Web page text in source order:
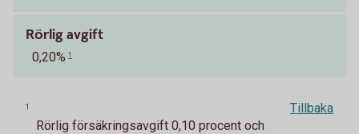
Rörlig avgift
0,20% 1
1
Rörlig försäkringsavgift 0,10 procent och
Tillbaka